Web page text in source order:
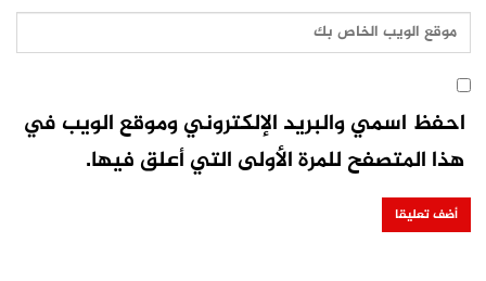
احفظ اسمي والبريد الإلكتروني وموقع الويب في
هذا المتصفح للمرة الأولى التي أعلق فيها.